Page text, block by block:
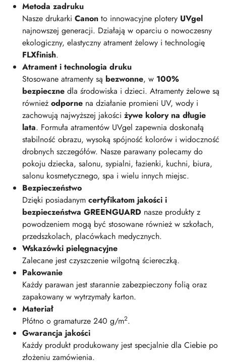
Metoda zadruku
Nasze drukarki Canon to innowacyjne plotery UVgel
najnowszej generacji. Działają w oparciu o nowoczesny
ekologiczny, elastyczny atrament żelowy i technologię
FLXfinish.
Atrament i technologia druku
Stosowane atramenty są bezwonne, w 100%
bezpieczne dla środowiska i dzieci. Atramenty żelowe są
również odporne na działanie promieni UV, wody i
zachowują najwyższej jakości żywe kolory na długie
lata. Formuła atramentów UVgel zapewnia doskonałą
stabilność obrazu, wysoką spójność kolorów i widoczność
drobnych szczegółów. Nasze parawany polecamy do
pokoju dziecka, salonu, sypialni, łazienki, kuchni, biura,
salonu kosmetycznego, spa i wielu innych miejsc.
Bezpieczeństwo
Dzięki posiadanym certyfikatom jakości i
bezpieczeństwa GREENGUARD nasze produkty z
powodzeniem mogą być stosowane również w szkołach,
przedszkolach, placówkach medycznych.
Wskazówki pielęgnacyjne
Zalecane jest czyszczenie wilgotną ściereczką.
Pakowanie
Każdy parawan jest starannie zabezpieczony folią oraz
zapakowany w wytrzymały karton.
Materiał
Płótno o gramaturze 240 g/m2.
Gwarancja jakości
Każdy produkt produkowany jest specjalnie dla Ciebie po
złożeniu zamówienia.